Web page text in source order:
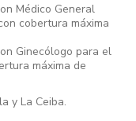
Médico General
cobertura máxima
Ginecólogo para el
máxima de
y La Ceiba.